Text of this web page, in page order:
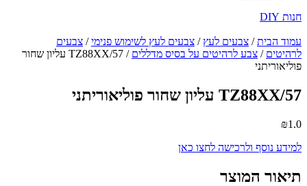
חנות DIY
עמוד הבית/ צבעים לעץ / צבעים לעץ לשימוש פנימי/ צבעים
לרהיטים / צבע לרהיטים על בסיס מדללים
/ TZ88XX/57 עליון שחור
פוליאוריתני
TZ88XX/57 עליון שחור פוליאוריתני
₪1.0
למידע נוסף ולרכישה לחצו כאן
תיאור המוצר